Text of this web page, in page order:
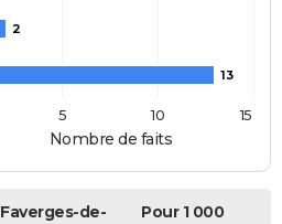
Nombre de faits
2
13
5 10 15
Faverges-de-
Pour 1 000